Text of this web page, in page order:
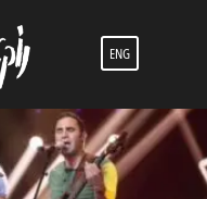
ENG